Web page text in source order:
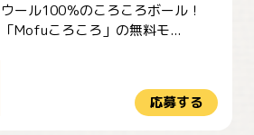
ウール100％のころころボール！
「Mofuころころ」の無料モ...
応募する